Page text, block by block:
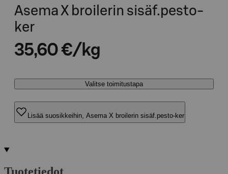
Asema X broilerin sisäf.pesto-
ker
35,60 €/kg
Valitse toimitustapa
Lisää suosikkeihin, Asema X broilerin sisäf.pesto-ker